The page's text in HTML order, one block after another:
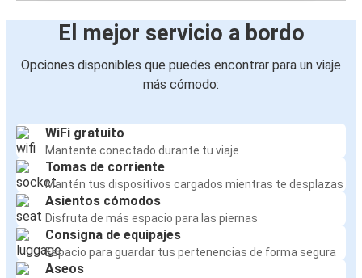
El mejor servicio a bordo
Opciones disponibles que puedes encontrar para un viaje
más cómodo:
WiFi gratuito
Mantente conectado durante tu viaje
Tomas de corriente
Mantén tus dispositivos cargados mientras te desplazas
Asientos cómodos
Disfruta de más espacio para las piernas
Consigna de equipajes
Espacio para guardar tus pertenencias de forma segura
Aseos